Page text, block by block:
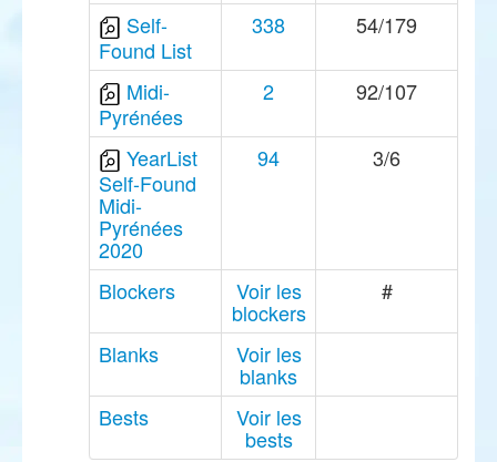
Self-
Found List
338 54/179
Midi-
Pyrénées
2 92/107
YearList
Self-Found
Midi-
Pyrénées
2020
94 3/6
Blockers Voir les
blockers
#
Blanks Voir les
blanks
Bests
Voir les
bests